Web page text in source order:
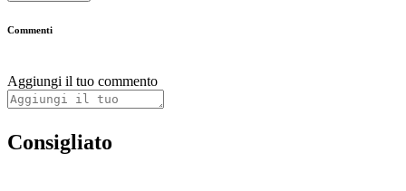
Commenti
Aggiungi il tuo commento
Consigliato